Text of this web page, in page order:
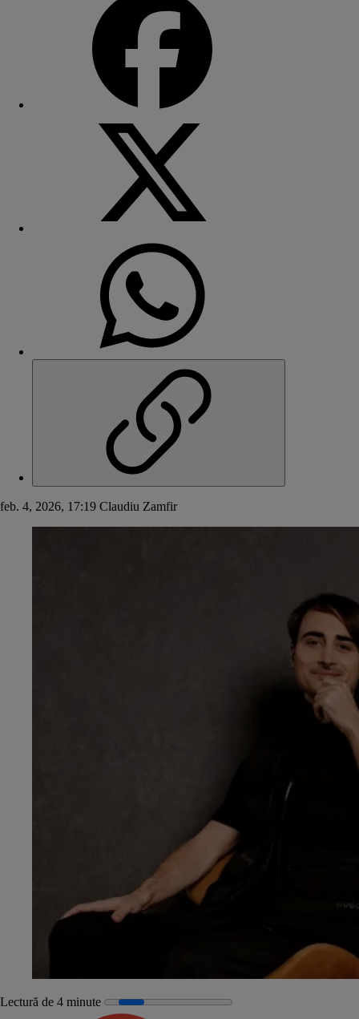
feb. 4, 2026, 17:19 Claudiu Zamfir
Lectură de 4 minute